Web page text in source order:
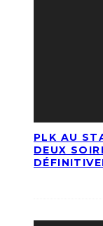
PLK AU
DEUX